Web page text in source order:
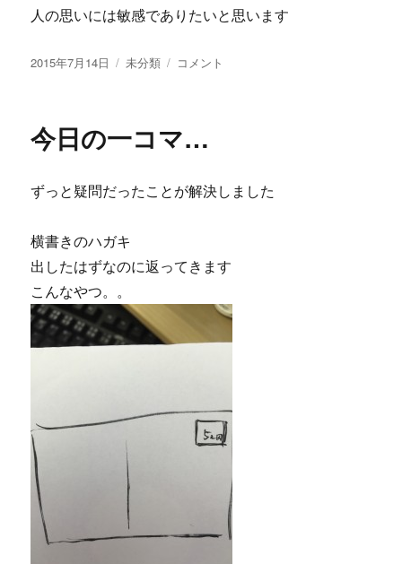
人の思いには敏感でありたいと思います
投
2015年7月14日
カ
ー
未分類
原
コメント
今日の一コマ…
ずっと疑問だったことが解決しました
横書きのハガキ
出したはずなのに返ってきます
こんなやつ。。